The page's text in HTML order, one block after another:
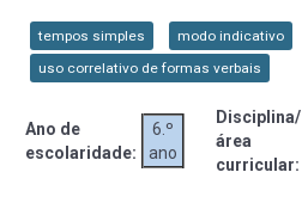
tempos simples modo indicativo
uso correlativo de formas verbais
Ano de
escolaridade:
6.º
ano
Disciplina/
área
curricular: